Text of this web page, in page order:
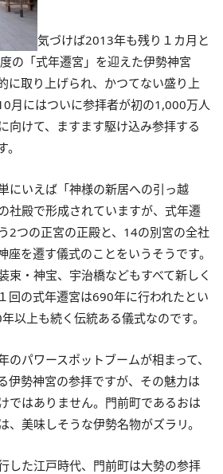
気づけば2013年も残り１カ月と
の「式年遷宮」を迎えた伊勢神宮
に取り上げられ、かつてない盛り上
月にはついに参拝者が初の1,000万人
向けて、ますます駆け込み参拝する
にいえば「神様の新居への引っ越
社殿で形成されていますが、式年遷
2つの正宮の正殿と、14の別宮の全社
座を遷す儀式のことをいうそうです。
束・神宝、宇治橋などもすべて新しく
回の式年遷宮は690年に行われたとい
以上も続く伝統ある儀式なのです。
のパワースポットブームが相まって、
伊勢神宮の参拝ですが、その魅力は
ではありません。門前町であるおは
、美味しそうな伊勢名物がズラリ。
した江戸時代、門前町は大勢の参拝